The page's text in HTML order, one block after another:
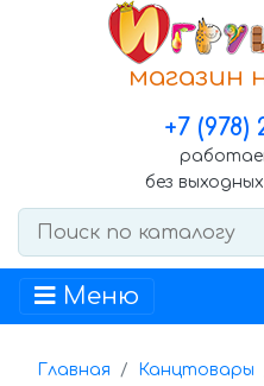
магазин
+7 (978)
без
Меню
Главная Канцтовары